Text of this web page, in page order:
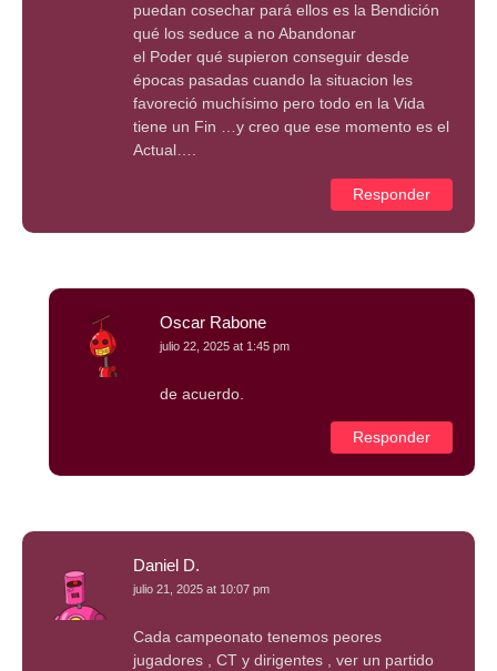
puedan cosechar pará ellos es la Bendición
qué los seduce a no Abandonar
el Poder qué supieron conseguir desde
épocas pasadas cuando la situacion les
favoreció muchísimo pero todo en la Vida
tiene un Fin …y creo que ese momento es el
Actual….
Responder
Oscar Rabone
julio 22, 2025 at 1:45 pm
de acuerdo.
Responder
Daniel D.
julio 21, 2025 at 10:07 pm
Cada campeonato tenemos peores
jugadores , CT y dirigentes , ver un partido